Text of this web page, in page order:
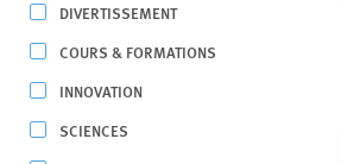
DIVERTISSEMENT
COURS & FORMATIONS
INNOVATION
SCIENCES